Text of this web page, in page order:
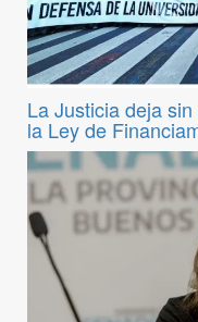
La Justicia deja
la Ley de